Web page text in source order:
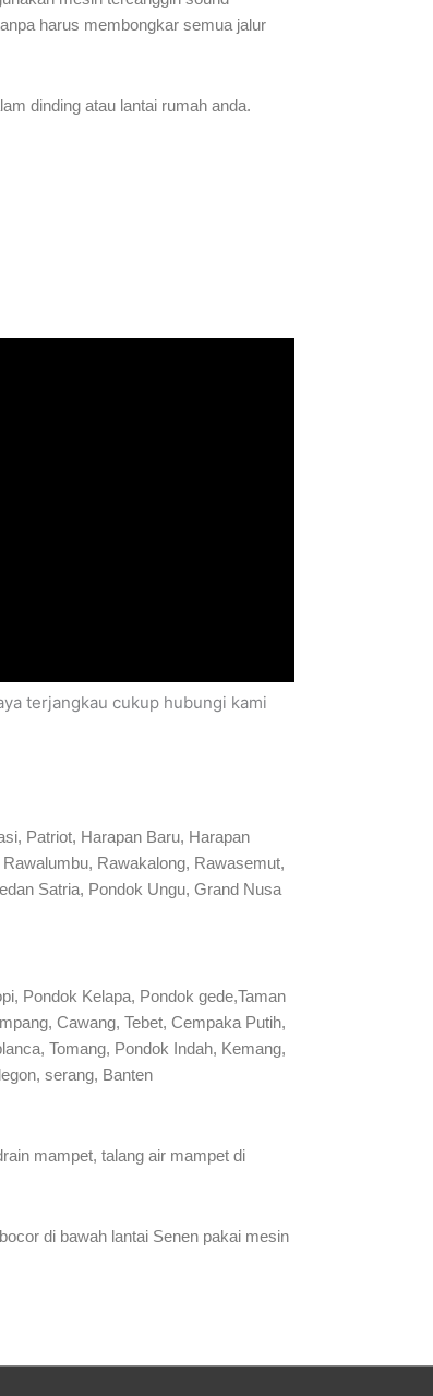
harus membongkar semua jalur
dinding atau lantai rumah anda.
terjangkau cukup hubungi kami
Patriot, Harapan Baru, Harapan
Rawakalong, Rawasemut,
Satria, Pondok Ungu, Grand Nusa
Pondok Kelapa, Pondok gede,Taman
Cawang, Tebet, Cempaka Putih,
Tomang, Pondok Indah, Kemang,
serang, Banten
mampet, talang air mampet di
di bawah lantai Senen pakai mesin